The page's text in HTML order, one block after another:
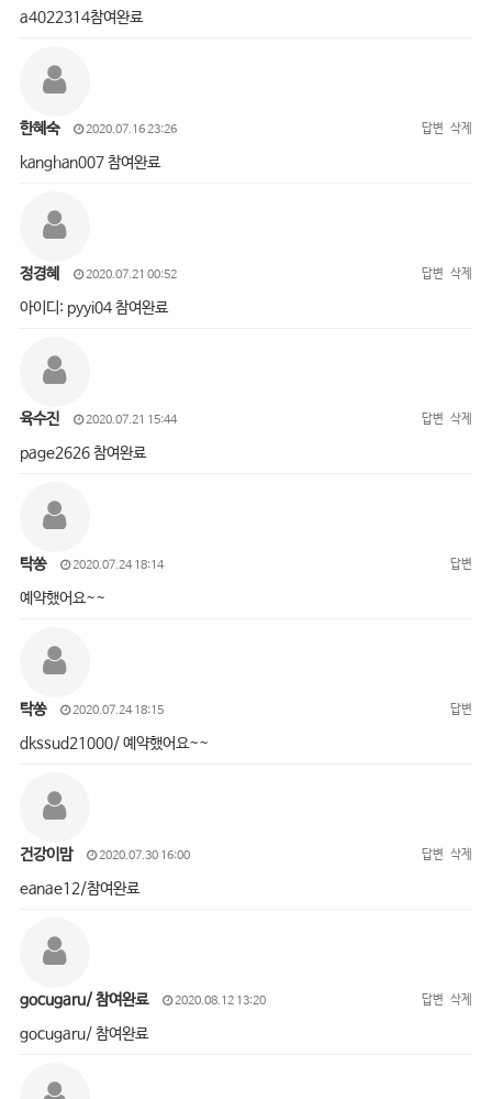
a4022314참여완료
한혜숙 2020.07.16 23:26 답변 삭제
kanghan007 참여완료
정경혜 2020.07.21 00:52 답변 삭제
아이디: pyyi04 참여완료
육수진 2020.07.21 15:44 답변 삭제
page2626 참여완료
탁쏭 2020.07.24 18:14 답변
예약했어요~~
탁쏭 2020.07.24 18:15 답변
dkssud21000/ 예약했어요~~
건강이맘 2020.07.30 16:00 답변 삭제
eanae12/참여완료
gocugaru/ 참여완료 2020.08.12 13:20 답변 삭제
gocugaru/ 참여완료